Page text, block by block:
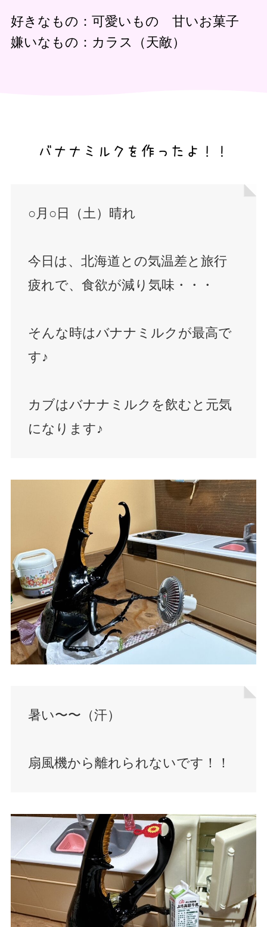
好きなもの：可愛いもの 甘いお菓子
嫌いなもの：カラス（天敵）
○月○日（土）晴れ
今日は、北海道との気温差と旅行
疲れで、食欲が減り気味・・・
そんな時はバナナミルクが最高で
す♪
カブはバナナミルクを飲むと元気
になります♪
暑い〜〜（汗）
扇風機から離れられないです！！